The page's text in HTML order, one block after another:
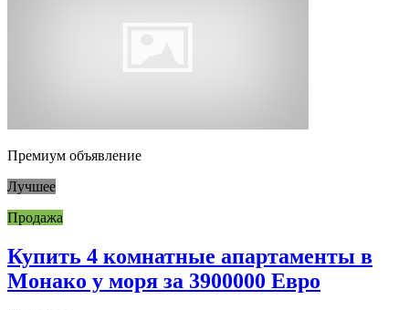
Премиум объявление
Лучшее
Продажа
Купить 4 комнатные апартаменты в
Монако у моря за 3900000 Евро